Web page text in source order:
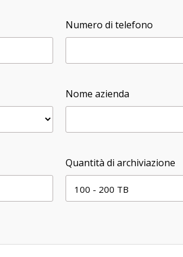
Numero di telefono
Nome azienda
Quantità di archiviazione